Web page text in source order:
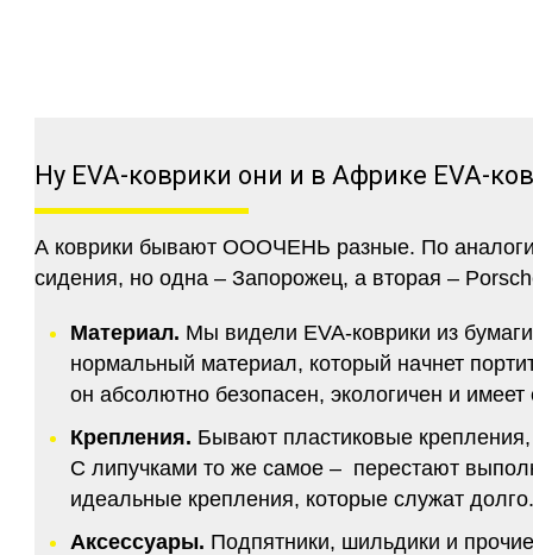
Ну EVA-коврики они и в Африке EVA-
А коврики бывают ОООЧЕНЬ разные. По
сидения, но одна – Запорожец, а вторая –
Материал. Мы видели EVA-коврики из
нормальный материал, который начнет
он абсолютно безопасен, экологичен и
Крепления. Бывают пластиковые
С липучками то же самое – перестают
идеальные крепления, которые служат
Аксессуары. Подпятники, шильдики и